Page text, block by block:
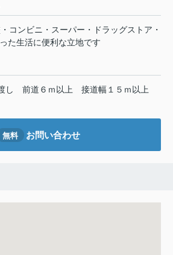
コンビニ・スーパー・ドラッグストア・
た生活に便利な立地です
し 前道６ｍ以上
接道幅１５ｍ以上
無料 お問い合わせ